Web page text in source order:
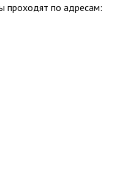
проходят по адресам: